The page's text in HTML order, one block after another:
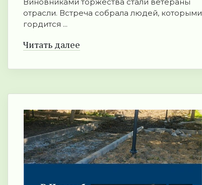
отрасли. Встреча собрала людей, которыми
гордится ...
Читать далее